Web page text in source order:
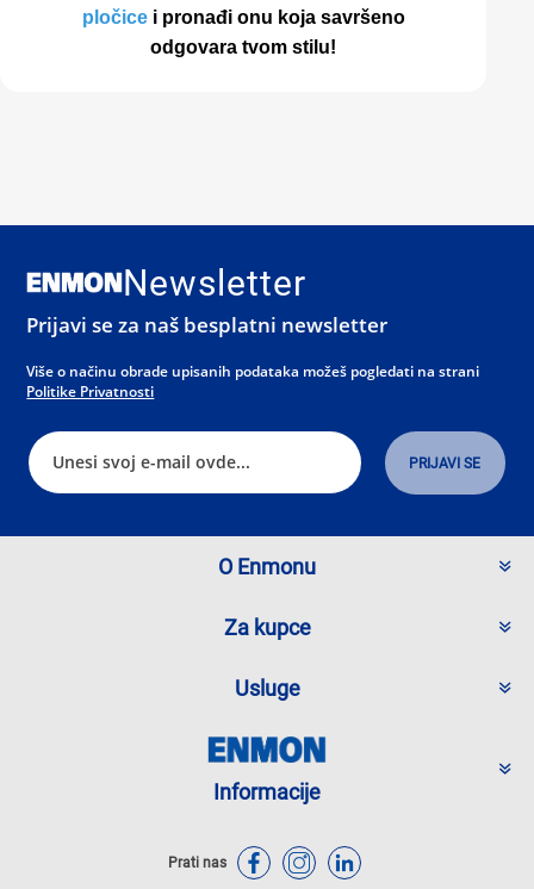
pločicei pronađi onu koja savršeno
odgovara tvom stilu!
Newsletter
Prijavi se za naš besplatni newsletter
Više o načinu obrade upisanih podataka možeš pogledati na strani
Politike Privatnosti
O Enmonu
Za kupce
Usluge
Informacije
Prati nas